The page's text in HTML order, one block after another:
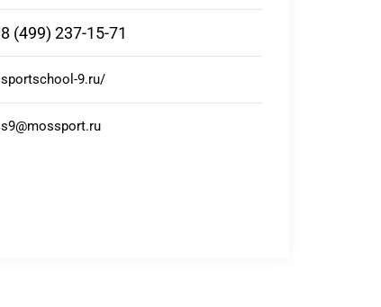
8 (499) 237-15-71
sportschool-9.ru/
s9@mossport.ru